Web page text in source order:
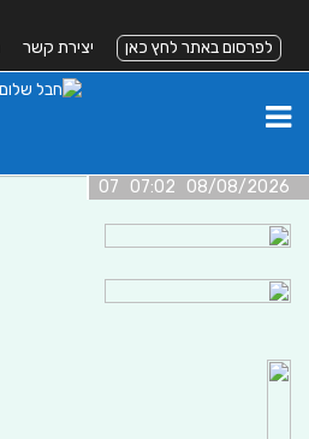
לפרסום באתר לחץ כאן
יצירת קשר
08/08/2026 07:02 07